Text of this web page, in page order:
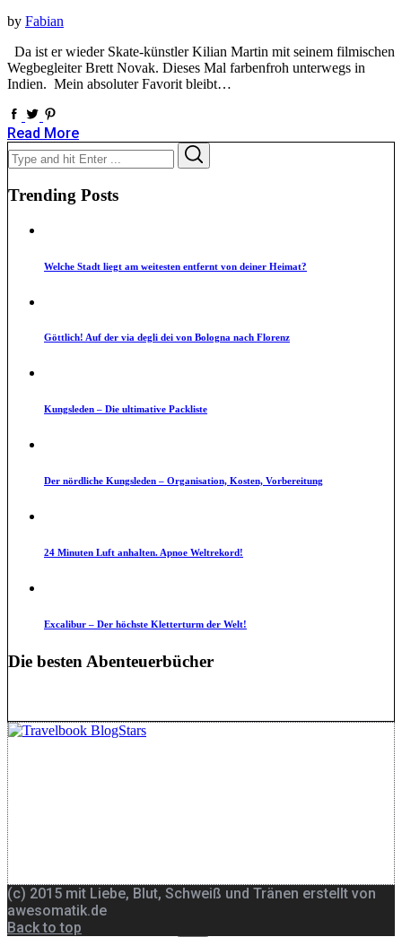
by Fabian
Da ist er wieder Skate-künstler Kilian Martin mit seinem filmischen
Wegbegleiter Brett Novak. Dieses Mal farbenfroh unterwegs in
Indien. Mein absoluter Favorit bleibt…
Read More
Search
for:
Trending Posts
Welche Stadt liegt am weitesten entfernt von deiner Heimat?
Göttlich! Auf der via degli dei von Bologna nach Florenz
Kungsleden – Die ultimative Packliste
Der nördliche Kungsleden – Organisation, Kosten, Vorbereitung
24 Minuten Luft anhalten. Apnoe Weltrekord!
Excalibur – Der höchste Kletterturm der Welt!
Die besten Abenteuerbücher
(c) 2015 mit Liebe, Blut, Schweiß und Tränen erstellt von
awesomatik.de
Back to top